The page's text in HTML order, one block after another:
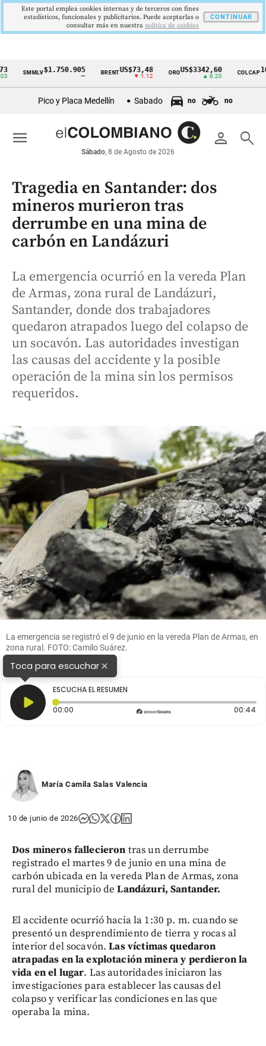
Cintillo
económicos
Colombia
SMMLV$1.750.905 BRENT US$73,48
▼ 1.12
ORO US$3342,60 COLCAP
Pico y Placa Medellín Sabado no no
person search
Sábado, 8 de Agosto de 2026
menu
Tragedia en Santander: dos
mineros murieron tras
derrumbe en una mina de
carbón en Landázuri
La emergencia ocurrió en la vereda Plan
de Armas, zona rural de Landázuri,
Santander, donde dos trabajadores
quedaron atrapados luego del colapso de
un socavón. Las autoridades investigan
las causas del accidente y la posible
operación de la mina sin los permisos
requeridos.
La emergencia se registró el 9 de junio en la vereda Plan de Armas, en
zona rural. FOTO: Camilo Suárez.
Toca para escuchar×
ESCUCHA EL RESUMEN
00:00 Tiempo transcurrido: 0 segundos 00:44
María Camila Salas Valencia
10 de junio de 2026
Dos mineros fallecieron tras un derrumbe
registrado el martes 9 de junio en una mina de
carbón ubicada en la vereda Plan de Armas, zona
rural del municipio de Landázuri, Santander.
El accidente ocurrió hacia la 1:30 p. m. cuando se
presentó un desprendimiento de tierra y rocas al
interior del socavón. Las víctimas quedaron
atrapadas en la explotación minera y perdieron la
vida en el lugar. Las autoridades iniciaron las
investigaciones para establecer las causas del
colapso y verificar las condiciones en las que
operaba la mina.
Este portal emplea cookies internas y de terceros con fines
estadísticos, funcionales y publicitarios. Puede aceptarlas o
consultar más en nuestra politica de cookies
CONTINUAR